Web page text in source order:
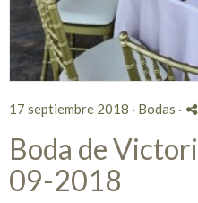
17 septiembre 2018 · Bodas ·
Boda de
09-2018